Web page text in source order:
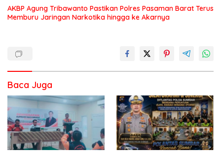
AKBP Agung Tribawanto Pastikan Polres Pasaman Barat Terus
Memburu Jaringan Narkotika hingga ke Akarnya
Baca Juga